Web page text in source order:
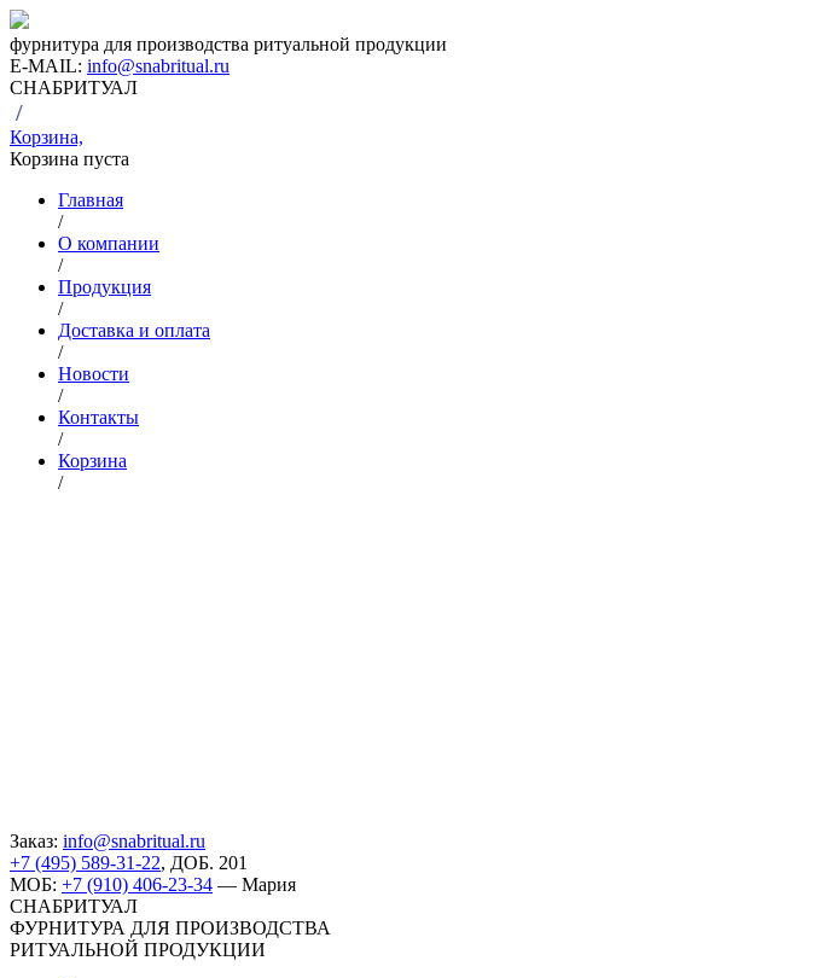
фурнитура для производства ритуальной продукции
E-MAIL: info@snabritual.ru
СНАБРИТУАЛ
/
Корзина,
Корзина пуста
Главная
/
О компании
/
Продукция
/
Доставка и оплата
/
Новости
/
Контакты
/
Корзина
/
Заказ: info@snabritual.ru
+7 (495) 589-31-22, ДОБ. 201
МОБ: +7 (910) 406-23-34 — Мария
СНАБРИТУАЛ
ФУРНИТУРА ДЛЯ ПРОИЗВОДСТВА
РИТУАЛЬНОЙ ПРОДУКЦИИ